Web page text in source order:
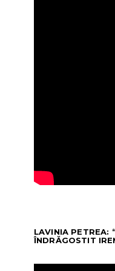
LAVINIA PETREA:
ÎNDRĂGOSTIT